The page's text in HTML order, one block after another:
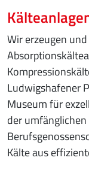
Wir erzeugen
Ludwigshafener
Museum für
der
Kälte aus